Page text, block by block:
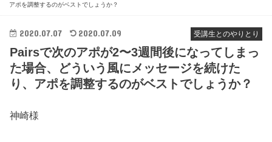
アポを調整するのがベストでしょうか？
受講生とのやりとり
2020.07.07 2020.07.09
Pairsで次のアポが2〜3週間後になってしまっ
た場合、どういう風にメッセージを続けた
り、アポを調整するのがベストでしょうか？
神崎様